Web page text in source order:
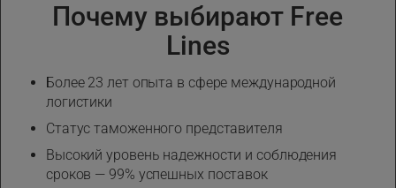
Почему выбирают Free
Lines
Более 23 лет опыта в сфере международной
логистики
Статус таможенного представителя
Высокий уровень надежности и соблюдения
сроков — 99% успешных поставок